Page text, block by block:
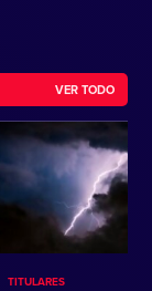
VER TODO
TITULARES